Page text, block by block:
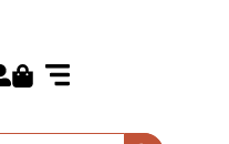
Search